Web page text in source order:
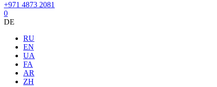
+971 4873 2081
0
DE
RU
EN
UA
FA
AR
ZH